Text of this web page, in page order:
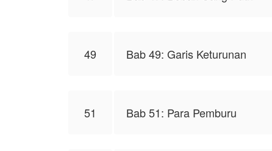
49 Bab 49: Garis Keturunan
51 Bab 51: Para Pemburu